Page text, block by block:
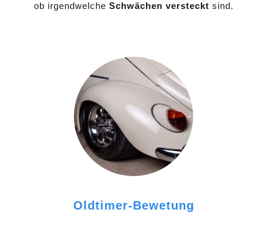
ob irgendwelche Schwächen versteckt sind.
Oldtimer-Bewetung